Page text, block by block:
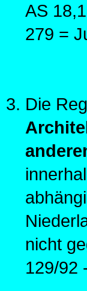
AS
279 =
Die
nicht
129/92